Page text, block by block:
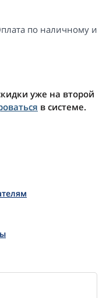
по наличному и
уже на второй
в системе.